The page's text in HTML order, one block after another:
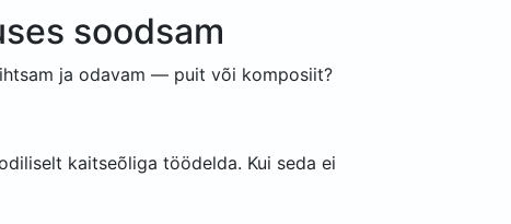
soodsam
ja odavam — puit või komposiit?
kaitseõliga töödelda. Kui seda ei